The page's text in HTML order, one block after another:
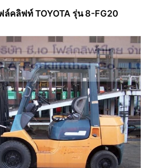
ล์คลิฟท์ TOYOTA รุ่น 8-FG20
อ่านเพิ่ม